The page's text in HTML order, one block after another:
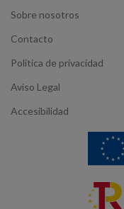
Sobre nosotros
Contacto
Política de privacidad
Aviso Legal
Accesibilidad